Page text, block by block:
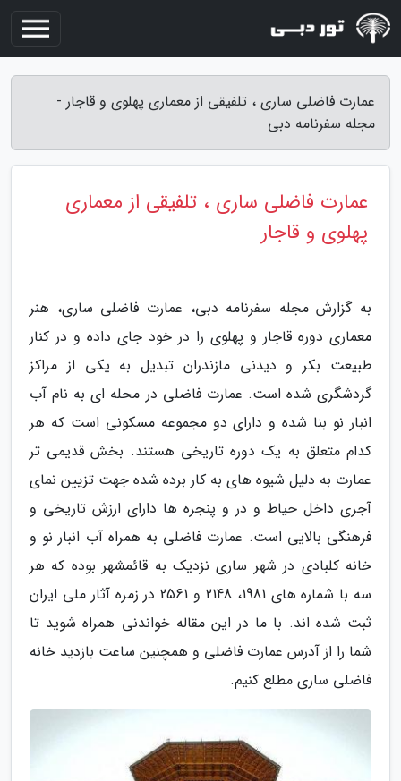
عمارت فاضلی ساری ، تلفیقی از معماری پهلوی و قاجار -
مجله سفرنامه دبی
عمارت فاضلی ساری ، تلفیقی از معماری
پهلوی و قاجار
به گزارش مجله سفرنامه دبی، عمارت فاضلی ساری، هنر
معماری دوره قاجار و پهلوی را در خود جای داده و در کنار
طبیعت بکر و دیدنی مازندران تبدیل به یکی از مراکز
گردشگری شده است. عمارت فاضلی در محله ای به نام آب
انبار نو بنا شده و دارای دو مجموعه مسکونی است که هر
کدام متعلق به یک دوره تاریخی هستند. بخش قدیمی تر
عمارت به دلیل شیوه های به کار برده شده جهت تزیین نمای
آجری داخل حیاط و در و پنجره ها دارای ارزش تاریخی و
فرهنگی بالایی است. عمارت فاضلی به همراه آب انبار نو و
خانه کلبادی در شهر ساری نزدیک به قائمشهر بوده که هر
سه با شماره های 1981، 2148 و 2561 در زمره آثار ملی ایران
ثبت شده اند. با ما در این مقاله خواندنی همراه شوید تا
شما را از آدرس عمارت فاضلی و همچنین ساعت بازدید خانه
فاضلی ساری مطلع کنیم.